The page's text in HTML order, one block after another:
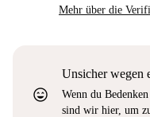
Mehr über die
sentiment_very_satisfied
Unsicher wegen
Wenn du
sind wir hier, um